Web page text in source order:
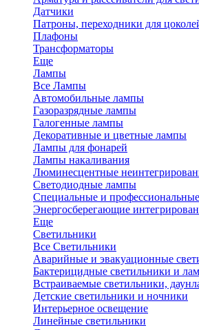
Датчики
Патроны, переходники для
Плафоны
Трансформаторы
Еще
Лампы
Все Лампы
Автомобильные лампы
Газоразрядные лампы
Галогенные лампы
Декоративные и цветные лампы
Лампы для фонарей
Лампы накаливания
Люминесцентные
Светодиодные лампы
Специальные и
Энергосберегающие
Еще
Светильники
Все Светильники
Аварийные и эвакуационные
Бактерицидные светильники и
Встраиваемые светильники,
Детские светильники и ночники
Интерьерное освещение
Линейные светильники